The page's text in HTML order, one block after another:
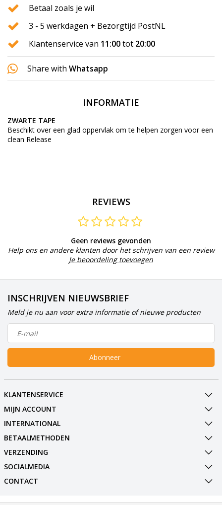
Betaal zoals je wil
3 - 5 werkdagen + Bezorgtijd PostNL
Klantenservice van 11:00tot 20:00
Share with Whatsapp
INFORMATIE
ZWARTE TAPE
Beschikt over een glad oppervlak om te helpen zorgen voor een
clean Release
REVIEWS
Geen reviews gevonden
Help ons en andere klanten door het schrijven van een review
Je beoordeling toevoegen
INSCHRIJVEN NIEUWSBRIEF
Meld je nu aan voor extra informatie of nieuwe producten
Abonneer
KLANTENSERVICE
MIJN ACCOUNT
INTERNATIONAL
BETAALMETHODEN
VERZENDING
SOCIALMEDIA
CONTACT